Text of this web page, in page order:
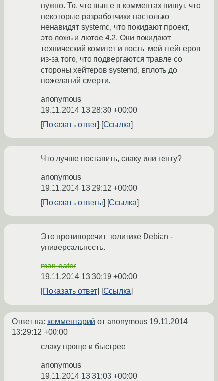
нужно. То, что выше в комментах пишут, что
некоторые разработчики настолько
ненавидят systemd, что покидают проект,
это ложь и лютое 4.2. Они покидают
технический комитет и посты мейнтейнеров
из-за того, что подвергаются травле со
стороны хейтеров systemd, вплоть до
пожеланий смерти.
anonymous
19.11.2014 13:28:30 +00:00
Показать ответ
Ссылка
Что лучше поставить, слаку или генту?
anonymous
19.11.2014 13:29:12 +00:00
Показать ответы
Ссылка
Это противоречит политике Debian -
универсальность.
man-eater
19.11.2014 13:30:19 +00:00
Показать ответ
Ссылка
Ответ на: комментарий от anonymous 19.11.2014
13:29:12 +00:00
слаку проще и быстрее
anonymous
19.11.2014 13:31:03 +00:00